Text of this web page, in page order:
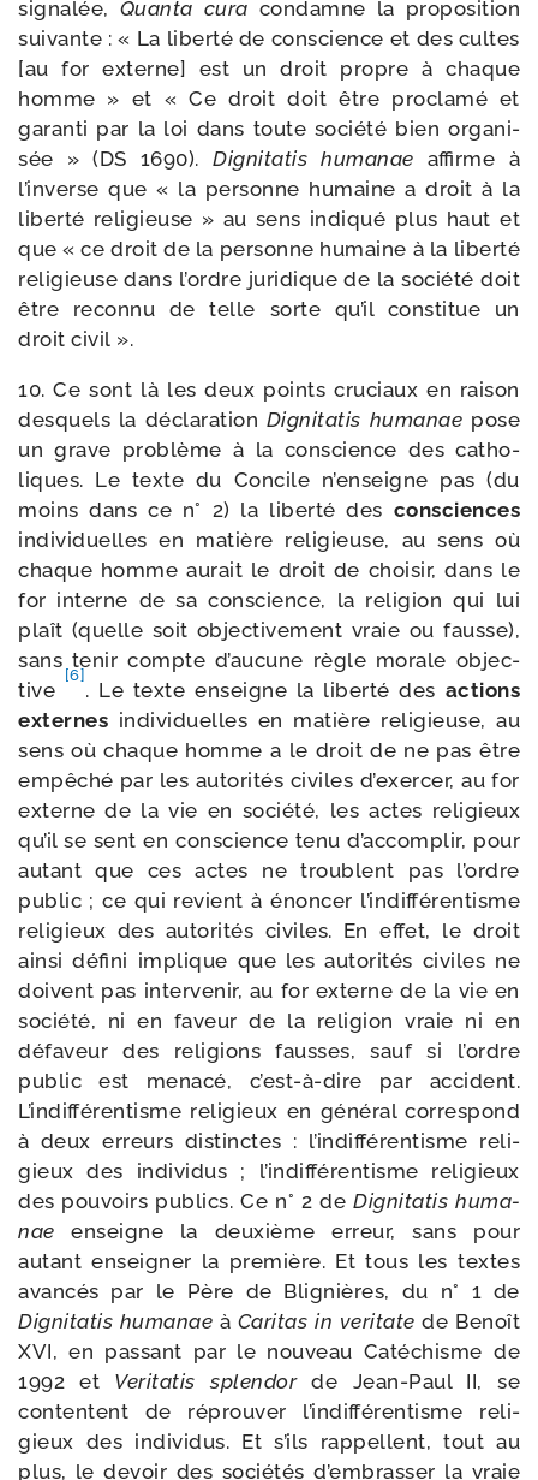
signa­lée, Quanta cura condamne la pro­po­si­tion
sui­vante : « La liber­té de conscience et des cultes
[au for externe] est un droit propre à chaque
homme » et « Ce droit doit être pro­cla­mé et
garan­ti par la loi dans toute socié­té bien orga­ni­
sée » (DS 1690).Dignitatis huma­nae affirme à
l’inverse que « la per­sonne humaine a droit à la
liber­té reli­gieuse » au sens indi­qué plus haut et
que « ce droit de la per­sonne humaine à la liber­té
reli­gieuse dans l’ordre juri­dique de la socié­té doit
être recon­nu de telle sorte qu’il consti­tue un
droit civil ».
10. Ce sont là les deux points cru­ciaux en rai­son
des­quels la décla­ra­tion Dignitatis huma­nae pose
un grave pro­blème à la conscience des catho­
liques. Le texte du Concile n’enseigne pas (du
moins dans ce n° 2) la liber­té des consciences
indi­vi­duelles en matière reli­gieuse, au sens où
chaque homme aurait le droit de choi­sir, dans le
for interne de sa conscience, la reli­gion qui lui
plaît (quelle soit objec­ti­ve­ment vraie ou fausse),
sans tenir compte d’aucune règle morale objec­
tive
[6]
. Le texte enseigne la liber­té des actions
externes indi­vi­duelles en matière reli­gieuse, au
sens où chaque homme a le droit de ne pas être
empê­ché par les auto­ri­tés civiles d’exercer, au for
externe de la vie en socié­té, les actes reli­gieux
qu’il se sent en conscience tenu d’accomplir, pour
autant que ces actes ne troublent pas l’ordre
public ; ce qui revient à énon­cer l’indifférentisme
reli­gieux des auto­ri­tés civiles. En effet, le droit
ain­si défi­ni implique que les auto­ri­tés civiles ne
doivent pas inter­ve­nir, au for externe de la vie en
socié­té, ni en faveur de la reli­gion vraie ni en
défa­veur des reli­gions fausses, sauf si l’ordre
public est mena­cé, c’est-à-dire par acci­dent.
L’indifférentisme reli­gieux en géné­ral cor­res­pond
à deux erreurs dis­tinctes : l’indifférentisme reli­
gieux des indi­vi­dus ; l’indifférentisme reli­gieux
des pou­voirs publics. Ce n° 2 deDignitatis huma­
nae enseigne la deuxième erreur, sans pour
autant ensei­gner la pre­mière. Et tous les textes
avan­cés par le Père de Blignières, du n° 1 de
Dignitatis huma­nae à Caritas in veri­tate de Benoît
XVI, en pas­sant par le nou­veau Catéchisme de
1992 et Veritatis splen­dorde Jean-​Paul II, se
contentent de réprou­ver l’indifférentisme reli­
gieux des indi­vi­dus. Et s’ils rap­pellent, tout au
plus, le devoir des socié­tés d’embrasser la vraie